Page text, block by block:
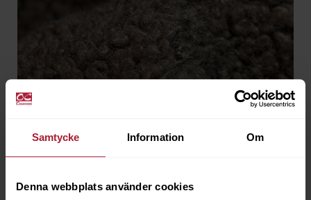
Samtycke Information Om
Denna webbplats använder cookies